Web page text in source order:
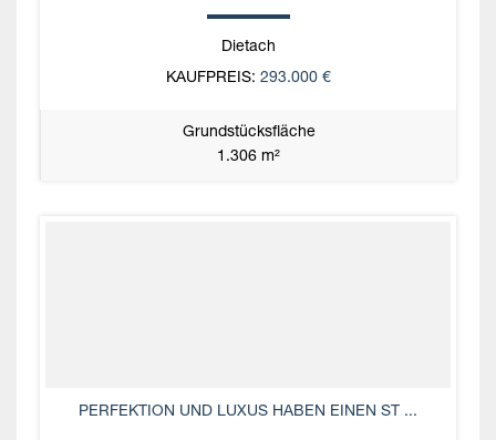
Dietach
KAUFPREIS: 293.000 €
Grundstücksfläche
1.306 m²
PERFEKTION UND LUXUS HABEN EINEN ST ...